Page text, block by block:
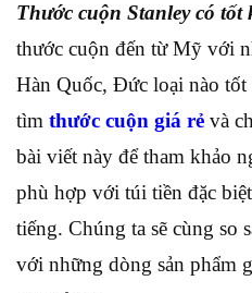
Thước cuộn Stanley có tốt
thước cuộn đến từ Mỹ với
Hàn Quốc, Đức loại nào tốt
tìm thước cuộn giá rẻ và
bài viết này để tham khảo
phù hợp với túi tiền đặc
tiếng. Chúng ta sẽ cùng so
với những dòng sản phẩm